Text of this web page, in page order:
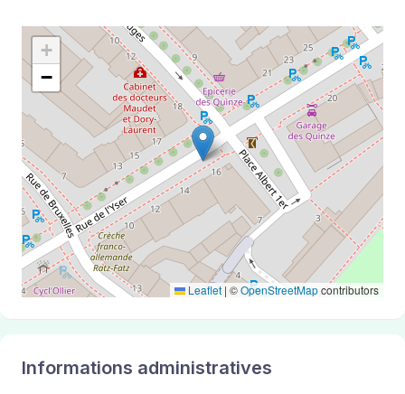
+
−
Leaflet | ©OpenStreetMapcontributors
Informations administratives